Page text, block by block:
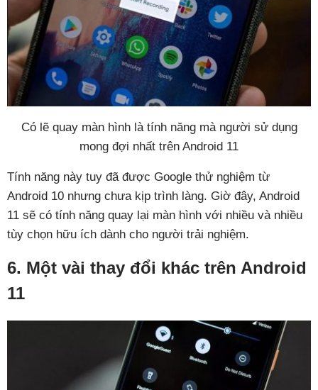
Có lẽ quay màn hình là tính năng mà người sử dụng
mong đợi nhất trên Android 11
Tính năng này tuy đã được Google thử nghiệm từ
Android 10 nhưng chưa kịp trình làng. Giờ đây, Android
11 sẽ có tính năng quay lại màn hình với nhiều và nhiều
tùy chọn hữu ích dành cho người trải nghiệm.
6. Một vài thay đổi khác trên Android
11